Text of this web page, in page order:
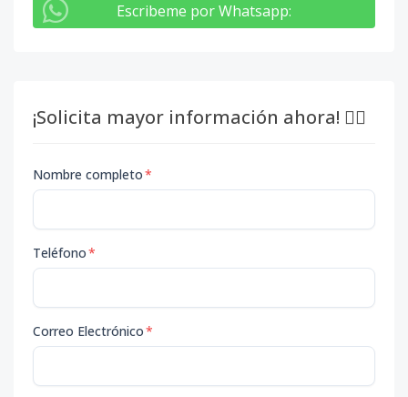
Escribeme por Whatsapp:
¡Solicita mayor información ahora! 👇🏽
Nombre completo*
Teléfono*
Correo Electrónico*